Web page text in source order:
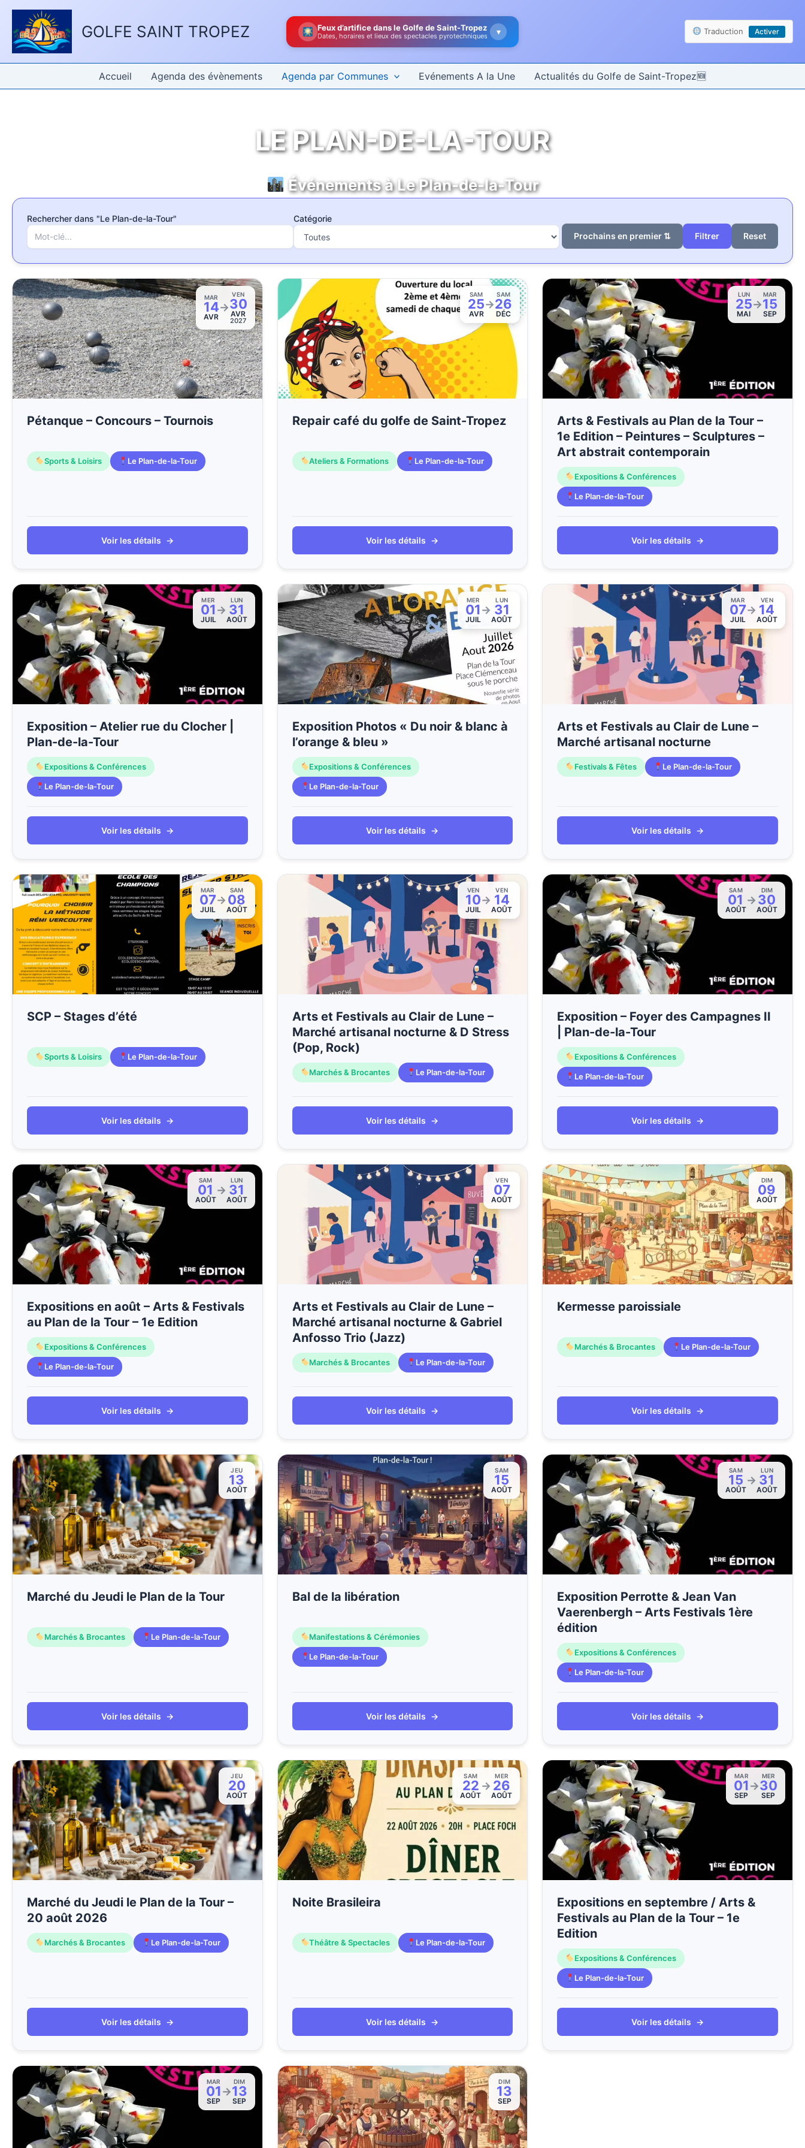
Panneau de gestion des cookies
Aller
contenu
GOLFE SAINT TROPEZ Feux d’artifice dans le Golfe de Saint-Tropez
Dates, horaires et lieux des spectacles pyrotechniques ▾ Traduction Activer
Accueil Agenda des évènements Agenda par Communes Evénements A la Une Actualités du Golfe de Saint-Tropez
LE PLAN-DE-LA-TOUR
Événements à Le Plan-de-la-Tour
Rechercher dans "Le Plan-de-la-Tour"
Catégorie
Prochains en premier ⇅
Reset
MAR
14
AVR
→
VEN
30
AVR
2027
Pétanque – Concours – Tournois
Sports & Loisirs Le Plan-de-la-Tour
Voir les détails →
SAM
25
AVR
→
SAM
26
DÉC
Repair café du golfe de Saint-Tropez
Ateliers & Formations Le Plan-de-la-Tour
Voir les détails →
LUN
25
MAI
→
MAR
15
SEP
Arts & Festivals au Plan de la Tour –
1e Edition – Peintures – Sculptures –
Art abstrait contemporain
Expositions & Conférences
Le Plan-de-la-Tour
Voir les détails →
MER
01
JUIL
→
LUN
31
AOÛT
Exposition – Atelier rue du Clocher |
Plan-de-la-Tour
Expositions & Conférences
Le Plan-de-la-Tour
Voir les détails →
MER
01
JUIL
→
LUN
31
AOÛT
Exposition Photos « Du noir & blanc à
l’orange & bleu »
Expositions & Conférences
Le Plan-de-la-Tour
Voir les détails →
MAR
07
JUIL
→
VEN
14
AOÛT
Arts et Festivals au Clair de Lune –
Marché artisanal nocturne
Festivals & Fêtes Le Plan-de-la-Tour
Voir les détails →
MAR
07
JUIL
→
SAM
08
AOÛT
SCP – Stages d’été
Sports & Loisirs Le Plan-de-la-Tour
Voir les détails →
VEN
10
JUIL
→
VEN
14
AOÛT
Arts et Festivals au Clair de Lune –
Marché artisanal nocturne & D Stress
(Pop, Rock)
Marchés & Brocantes Le Plan-de-la-Tour
Voir les détails →
SAM
01
AOÛT
→
DIM
30
AOÛT
Exposition – Foyer des Campagnes II
| Plan-de-la-Tour
Expositions & Conférences
Le Plan-de-la-Tour
Voir les détails →
SAM
01
AOÛT
→
LUN
31
AOÛT
Expositions en août – Arts & Festivals
au Plan de la Tour – 1e Edition
Expositions & Conférences
Le Plan-de-la-Tour
Voir les détails →
VEN
07
AOÛT
Arts et Festivals au Clair de Lune –
Marché artisanal nocturne & Gabriel
Anfosso Trio (Jazz)
Marchés & Brocantes Le Plan-de-la-Tour
Voir les détails →
DIM
09
AOÛT
Kermesse paroissiale
Marchés & Brocantes Le Plan-de-la-Tour
Voir les détails →
JEU
13
AOÛT
Marché du Jeudi le Plan de la Tour
Marchés & Brocantes Le Plan-de-la-Tour
Voir les détails →
SAM
15
AOÛT
Bal de la libération
Manifestations & Cérémonies
Le Plan-de-la-Tour
Voir les détails →
SAM
15
AOÛT
→
LUN
31
AOÛT
Exposition Perrotte & Jean Van
Vaerenbergh – Arts Festivals 1ère
édition
Expositions & Conférences
Le Plan-de-la-Tour
Voir les détails →
JEU
20
AOÛT
Marché du Jeudi le Plan de la Tour –
20 août 2026
Marchés & Brocantes Le Plan-de-la-Tour
Voir les détails →
SAM
22
AOÛT
→
MER
26
AOÛT
Noite Brasileira
Théâtre & Spectacles Le Plan-de-la-Tour
Voir les détails →
MAR
01
SEP
→
MER
30
SEP
Expositions en septembre / Arts &
Festivals au Plan de la Tour – 1e
Edition
Expositions & Conférences
Le Plan-de-la-Tour
Voir les détails →
MAR
01
SEP
→
DIM
13
SEP
DIM
13
SEP